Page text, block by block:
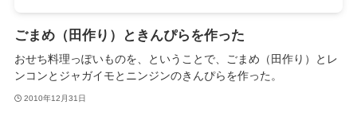
ごまめ（田作り）ときんぴらを作った
おせち料理っぽいものを、ということで、ごまめ（田作り）とレ
ンコンとジャガイモとニンジンのきんぴらを作った。
2010年12月31日